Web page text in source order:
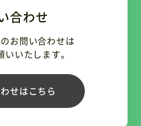
合わせ
お問い合わせは
いたします。
せはこちら